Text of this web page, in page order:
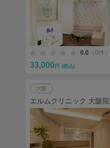
0.0 （0件）
33,000 円 (税込)
大阪
エルムクリニック 大阪院